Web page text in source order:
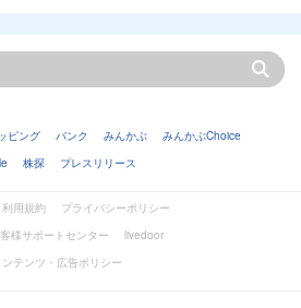
ピング バンク みんかぶ
みんかぶChoice
株探 プレスリリース
利用規約
プライバシーポリシー
様サポートセンター
livedoor
ンテンツ・広告ポリシー